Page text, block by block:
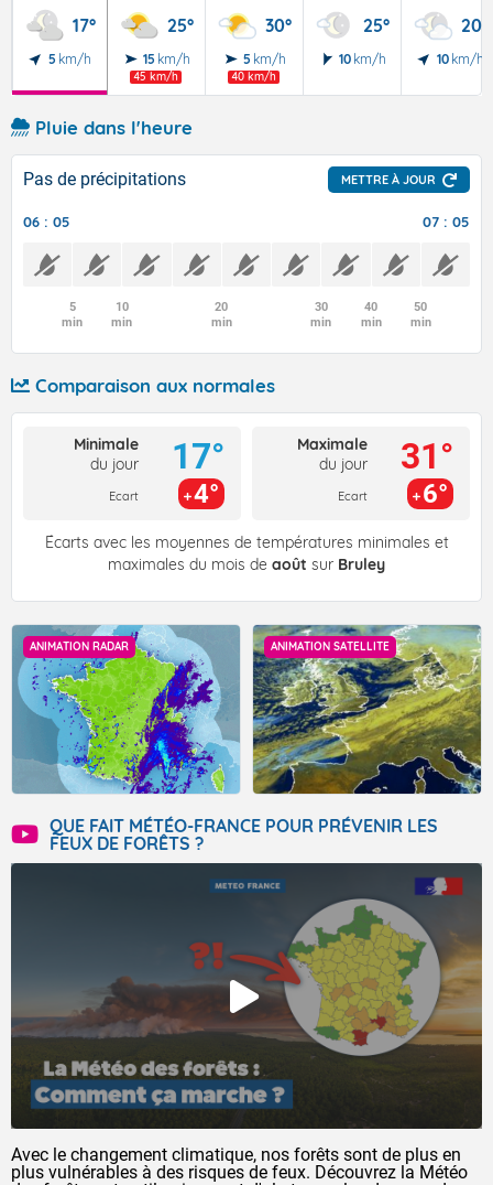
17°
5 km/h
25°
15 km/h
45 km/h
30°
5 km/h
40 km/h
25°
10 km/h
20°
10 km/h
Pluie dans l'heure
Pas de précipitations METTRE À JOUR
06 : 05 07 : 05
5
min
10
min
20
min
30
min
40
min
50
min
Comparaison aux normales
Minimale
du jour
Ecart
17°
4°
Maximale
du jour
Ecart
31°
6°
Écarts avec les moyennes de températures minimales et
maximales du mois de août sur Bruley
ANIMATION RADAR ANIMATION SATELLITE
QUE FAIT MÉTÉO-FRANCE POUR PRÉVENIR LES
FEUX DE FORÊTS ?
Avec le changement climatique, nos forêts sont de plus en
plus vulnérables à des risques de feux. Découvrez la Météo